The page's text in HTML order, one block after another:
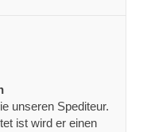
unseren Spediteur.
ist wird er einen